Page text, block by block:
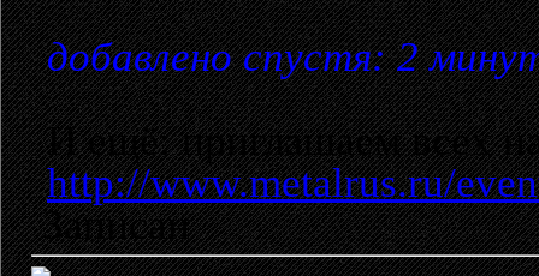
добавлено спустя: 2
И ещё: приглашаем всех
http://www.metalrus.ru/
Записан